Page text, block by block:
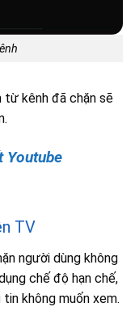
từ kênh đã chặn sẽ
Youtube
TV
người dùng không
chế độ hạn chế,
không muốn xem.